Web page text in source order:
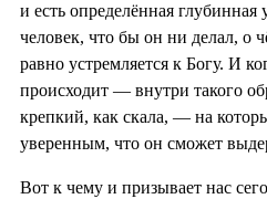
и есть определённая глубинная
человек, что бы он ни делал, о
равно устремляется к Богу. И
происходит — внутри такого
крепкий, как скала, — на
уверенным, что он сможет
Вот к чему и призывает нас